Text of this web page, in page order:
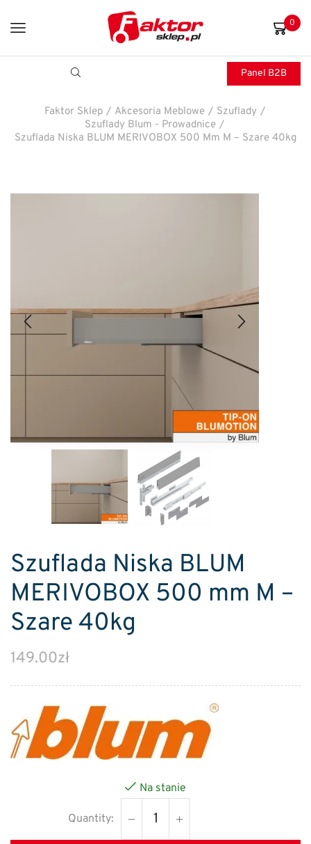
0
Panel B2B
Faktor Sklep / Akcesoria Meblowe / Szuflady /
Szuflady Blum - Prowadnice /
Szuflada Niska BLUM MERIVOBOX 500 Mm M – Szare 40kg
Szuflada Niska BLUM
MERIVOBOX 500 mm M –
Szare 40kg
149.00zł
Na stanie